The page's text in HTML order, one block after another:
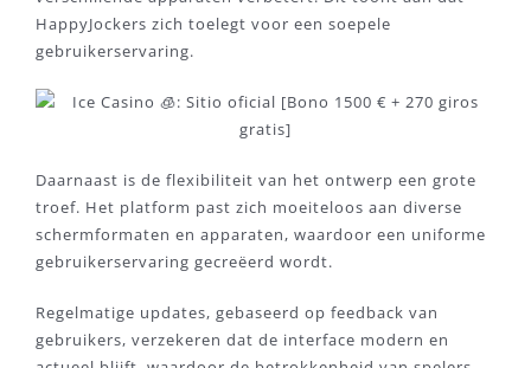
HappyJockers zich toelegt voor een soepele
gebruikerservaring.
Daarnaast is de flexibiliteit van het ontwerp een grote
troef. Het platform past zich moeiteloos aan diverse
schermformaten en apparaten, waardoor een uniforme
gebruikerservaring gecreëerd wordt.
Regelmatige updates, gebaseerd op feedback van
gebruikers, verzekeren dat de interface modern en